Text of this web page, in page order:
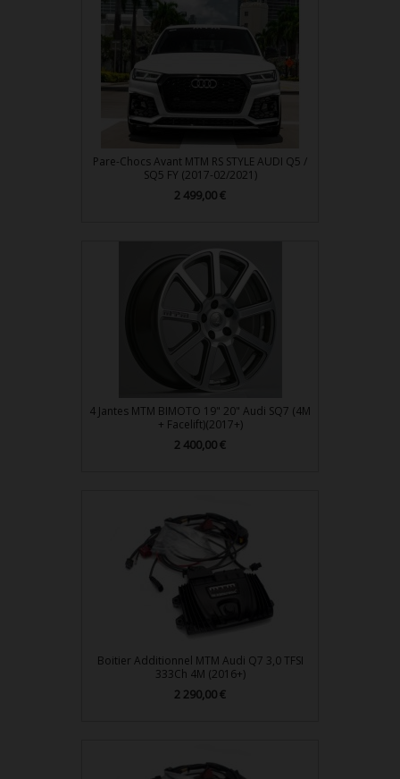
Pare-Chocs Avant MTM RS STYLE AUDI Q5 /
SQ5 FY (2017-02/2021)
Prix
2 499,00 €
4 Jantes MTM BIMOTO 19" 20" Audi SQ7 (4M
+ Facelift)(2017+)
Prix
2 400,00 €
Boitier Additionnel MTM Audi Q7 3,0 TFSI
333Ch 4M (2016+)
Prix
2 290,00 €